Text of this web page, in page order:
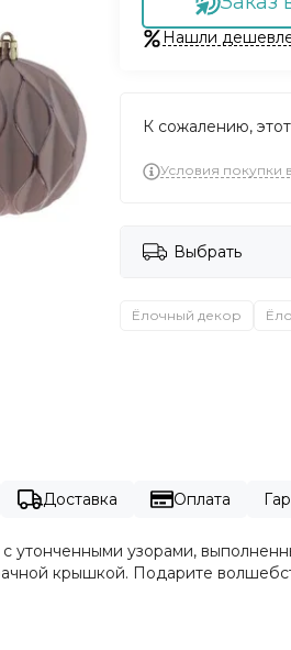
Нашли
К сожалению,
Условия покупки
Выбрать
Ёлочный декор
Доставка Оплата
узорами,
крышкой. Подарите